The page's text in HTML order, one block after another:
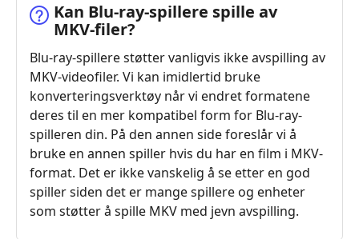
Kan Blu-ray-spillere spille av
MKV-filer?
Blu-ray-spillere støtter vanligvis ikke avspilling av
MKV-videofiler. Vi kan imidlertid bruke
konverteringsverktøy når vi endret formatene
deres til en mer kompatibel form for Blu-ray-
spilleren din. På den annen side foreslår vi å
bruke en annen spiller hvis du har en film i MKV-
format. Det er ikke vanskelig å se etter en god
spiller siden det er mange spillere og enheter
som støtter å spille MKV med jevn avspilling.